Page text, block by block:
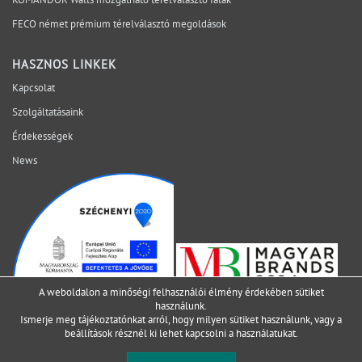
helyszínen váljon láthatóvá. Mely kérdéseket érdemes
lezárni még az ajánlatkérés előtt? Egyeztessen műszaki
FECO német prémium térelválasztó megoldások
HASZNOS LINKEK
Kapcsolat
Szolgáltatásaink
Érdekességek
News
A weboldalon a minőségi felhasználói élmény érdekében sütiket
használunk.
Ismerje meg tájékoztatónkat arról, hogy milyen sütiket használunk, vagy a
beállításokrésznél ki lehet kapcsolni a használatukat.